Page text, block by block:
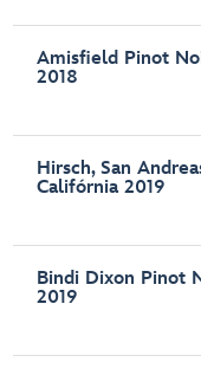
Amisfield Pinot
2018
Hirsch, San
Califórnia 2019
Bindi Dixon Pinot
2019